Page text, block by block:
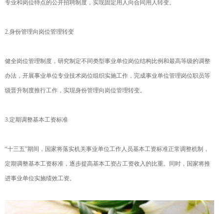
专业和岗位特点的公开招聘制度，实现固定用人向合同用人转变。
2.身份管理向岗位管理转变
健全岗位管理制度，研究制定不同类型事业单位岗位结构比例和最高等级的调整
办法，开展事业单位专业技术岗位组织实施工作，完成事业单位管理岗位职员等
级晋升制度推行工作，实现身份管理向岗位管理转变。
3.定期调整基本工资标准
“十三五”期间，国家将落实机关事业单位工作人员基本工资标准正常调整机制，
定期调整基本工资标准，逐步提高基本工资占工资收入的比重。同时，国家将推
进事业单位实施绩效工资。